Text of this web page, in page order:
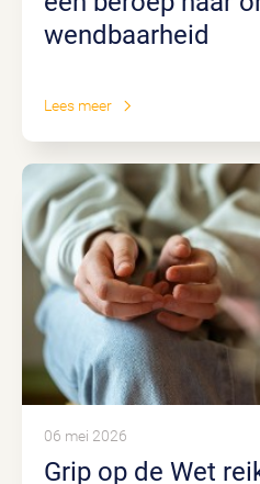
wendbaarheid
Lees meer
Grip op de Wet reikwijdte
06 mei 2026